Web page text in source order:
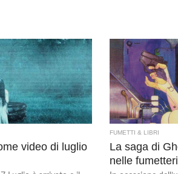
video di luglio
FUMETTI & LIBRI
La saga di
nelle